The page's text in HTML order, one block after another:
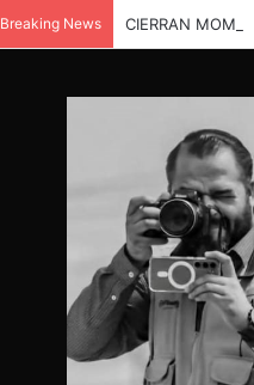
Breaking News CIERRAN